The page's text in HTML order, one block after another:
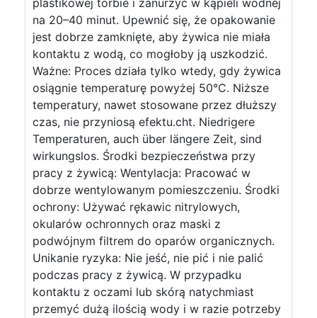
plastikowej torbie i zanurzyć w kąpieli wodnej
na 20–40 minut. Upewnić się, że opakowanie
jest dobrze zamknięte, aby żywica nie miała
kontaktu z wodą, co mogłoby ją uszkodzić.
Ważne: Proces działa tylko wtedy, gdy żywica
osiągnie temperaturę powyżej 50°C. Niższe
temperatury, nawet stosowane przez dłuższy
czas, nie przyniosą efektu.cht. Niedrigere
Temperaturen, auch über längere Zeit, sind
wirkungslos. Środki bezpieczeństwa przy
pracy z żywicą: Wentylacja: Pracować w
dobrze wentylowanym pomieszczeniu. Środki
ochrony: Używać rękawic nitrylowych,
okularów ochronnych oraz maski z
podwójnym filtrem do oparów organicznych.
Unikanie ryzyka: Nie jeść, nie pić i nie palić
podczas pracy z żywicą. W przypadku
kontaktu z oczami lub skórą natychmiast
przemyć dużą ilością wody i w razie potrzeby